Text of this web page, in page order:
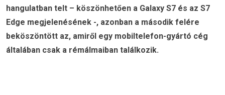
hangulatban telt – köszönhetően a Galaxy S7 és az S7
Edge megjelenésének -, azonban a második felére
beköszöntött az, amiről egy mobiltelefon-gyártó cég
általában csak a rémálmaiban találkozik.